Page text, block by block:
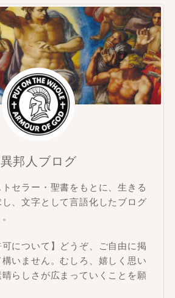
異邦人ブログ
セラー・聖書をもとに、生きる
、文字として言語化したブログ
可について】どうぞ、ご自由に掲
いません。むしろ、嬉しく思い
らしさが広まっていくことを願